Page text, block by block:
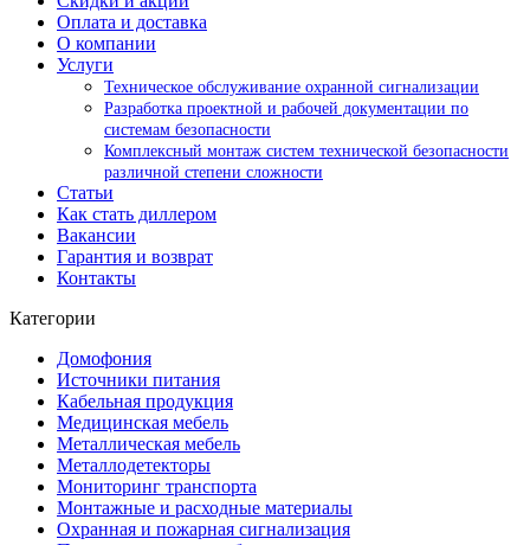
Оплата и доставка
О компании
Услуги
Техническое обслуживание охранной сигнализации
Разработка проектной и рабочей документации по
системам безопасности
Комплексный монтаж систем технической безопасности
различной степени сложности
Статьи
Как стать диллером
Вакансии
Гарантия и возврат
Контакты
Категории
Домофония
Источники питания
Кабельная продукция
Медицинская мебель
Металлическая мебель
Металлодетекторы
Мониторинг транспорта
Монтажные и расходные материалы
Охранная и пожарная сигнализация